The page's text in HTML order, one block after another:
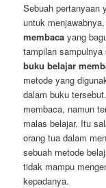
Sebuah pertanyaan
untuk
membaca yang
tampilan
buku belajar
metode yang
dalam buku
membaca, namun
malas belajar. Itu
orang tua dalam
sebuah metode
tidak mampu
kepadanya.